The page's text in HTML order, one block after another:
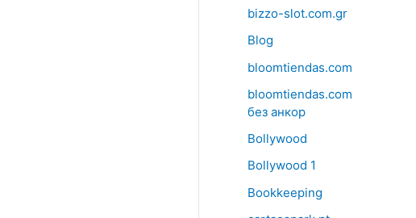
bizzo-slot.com.gr
Blog
bloomtiendas.com
bloomtiendas.com
без анкор
Bollywood
Bollywood 1
Bookkeeping